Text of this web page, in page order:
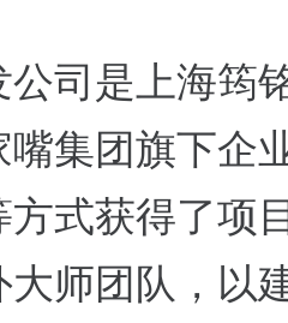
司是上海筠
集团旗下企
式获得了项
师团队，以